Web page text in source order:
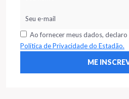
Ao fornecer meus dados,
Política de Privacidade do Estadão.